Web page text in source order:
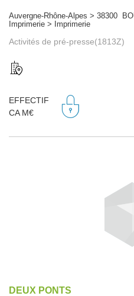
Auvergne-Rhône-Alpes > 38300
Imprimerie > Imprimerie
Activités de pré-presse(1813Z)
EFFECTIF
CA M€
DEUX PONTS